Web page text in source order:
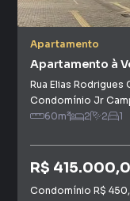
Apartamento
Apartamento à
Rua Elias Rodrigues
Condomínio Jr
60m² 2 2 1
R$
Condomínio R$